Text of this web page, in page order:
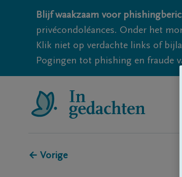
Blijf waakzaam voor
privécondoléances. Onder het
Klik niet op verdachte links of
Pogingen tot phishing en fraude
← Vorige